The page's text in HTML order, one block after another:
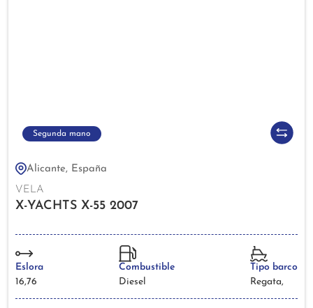
Segunda mano
Alicante, España
VELA
X-YACHTS X-55 2007
Eslora
16,76
Combustible
Diesel
Tipo barco
Regata,